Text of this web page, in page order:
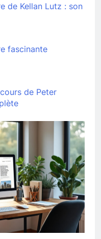
de Kellan Lutz : son
fascinante
de Peter